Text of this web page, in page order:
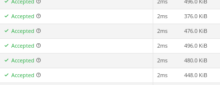
Accepted 2ms 376.0 KiB
Accepted 2ms 476.0 KiB
Accepted 2ms 496.0 KiB
Accepted 2ms 480.0 KiB
Accepted 2ms 448.0 KiB